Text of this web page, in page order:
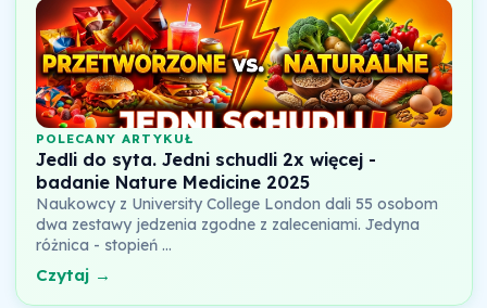
POLECANY ARTYKUŁ
Jedli do syta. Jedni schudli 2x więcej -
badanie Nature Medicine 2025
Naukowcy z University College London dali 55 osobom
dwa zestawy jedzenia zgodne z zaleceniami. Jedyna
różnica - stopień …
Czytaj →